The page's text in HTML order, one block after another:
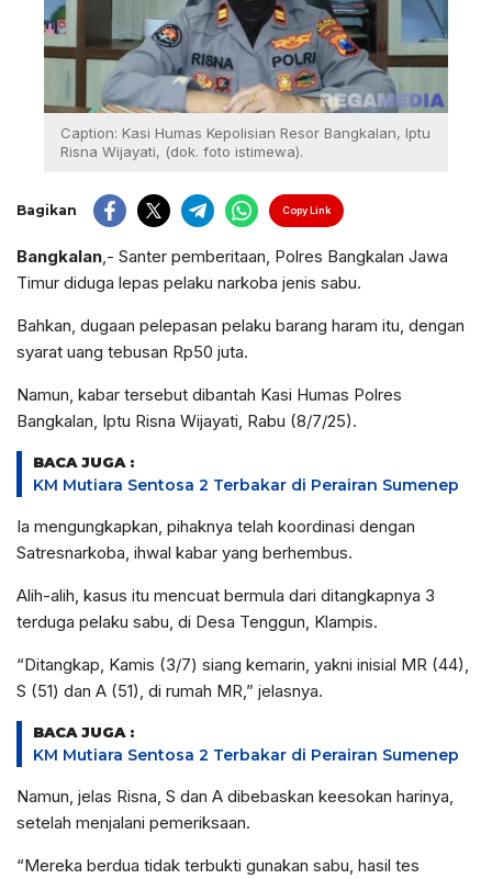
Caption: Kasi Humas Kepolisian Resor Bangkalan, Iptu
Risna Wijayati, (dok. foto istimewa).
Bagikan Copy Link
Bangkalan ,- Santer pemberitaan, Polres Bangkalan Jawa
Timur diduga lepas pelaku narkoba jenis sabu.
Bahkan, dugaan pelepasan pelaku barang haram itu, dengan
syarat uang tebusan Rp50 juta.
Namun, kabar tersebut dibantah Kasi Humas Polres
Bangkalan, Iptu Risna Wijayati, Rabu (8/7/25).
BACA JUGA :
KM Mutiara Sentosa 2 Terbakar di Perairan Sumenep
Ia mengungkapkan, pihaknya telah koordinasi dengan
Satresnarkoba, ihwal kabar yang berhembus.
Alih-alih, kasus itu mencuat bermula dari ditangkapnya 3
terduga pelaku sabu, di Desa Tenggun, Klampis.
“Ditangkap, Kamis (3/7) siang kemarin, yakni inisial MR (44),
S (51) dan A (51), di rumah MR,” jelasnya.
BACA JUGA :
KM Mutiara Sentosa 2 Terbakar di Perairan Sumenep
Namun, jelas Risna, S dan A dibebaskan keesokan harinya,
setelah menjalani pemeriksaan.
“Mereka berdua tidak terbukti gunakan sabu, hasil tes